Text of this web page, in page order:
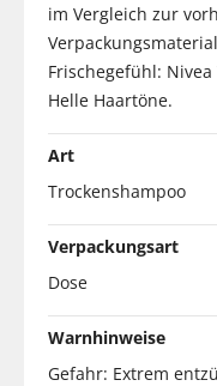
im Vergleich zur
Frischegefühl:
Helle Haartöne.
Art
Trockenshampoo
Verpackungsart
Dose
Warnhinweise
Gefahr: Extrem